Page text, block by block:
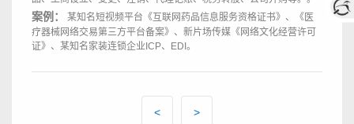
案例：
某知名短视频平台《互联网药品信息服务资格证书》、《医
疗器械网络交易第三方平台备案》、新片场传媒《网络文化经营许可
证》、某知名家装连锁企业ICP、EDI。
< >